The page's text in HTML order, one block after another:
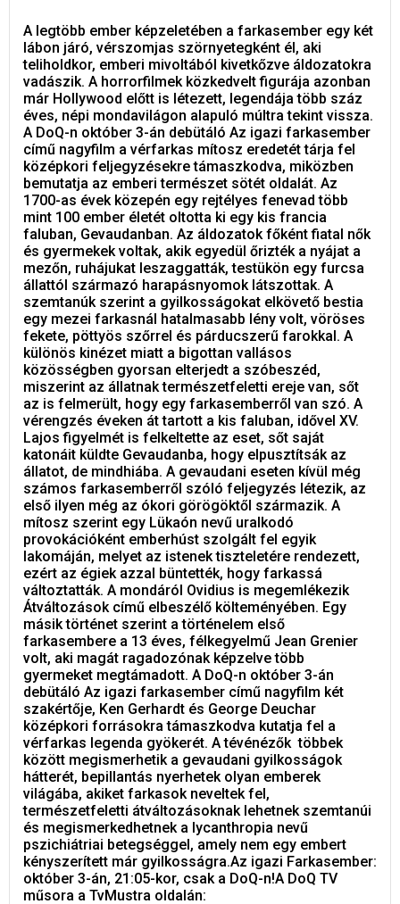
A legtöbb ember képzeletében a farkasember egy két
lábon járó, vérszomjas szörnyetegként él, aki
teliholdkor, emberi mivoltából kivetkőzve áldozatokra
vadászik. A horrorfilmek közkedvelt figurája azonban
már Hollywood előtt is létezett, legendája több száz
éves, népi mondavilágon alapuló múltra tekint vissza.
A DoQ-n október 3-án debütáló Az igazi farkasember
című nagyfilm a vérfarkas mítosz eredetét tárja fel
középkori feljegyzésekre támaszkodva, miközben
bemutatja az emberi természet sötét oldalát. Az
1700-as évek közepén egy rejtélyes fenevad több
mint 100 ember életét oltotta ki egy kis francia
faluban, Gevaudanban. Az áldozatok főként fiatal nők
és gyermekek voltak, akik egyedül őrizték a nyájat a
mezőn, ruhájukat leszaggatták, testükön egy furcsa
állattól származó harapásnyomok látszottak. A
szemtanúk szerint a gyilkosságokat elkövető bestia
egy mezei farkasnál hatalmasabb lény volt, vöröses
fekete, pöttyös szőrrel és párducszerű farokkal. A
különös kinézet miatt a bigottan vallásos
közösségben gyorsan elterjedt a szóbeszéd,
miszerint az állatnak természetfeletti ereje van, sőt
az is felmerült, hogy egy farkasemberről van szó. A
vérengzés éveken át tartott a kis faluban, idővel XV.
Lajos figyelmét is felkeltette az eset, sőt saját
katonáit küldte Gevaudanba, hogy elpusztítsák az
állatot, de mindhiába. A gevaudani eseten kívül még
számos farkasemberről szóló feljegyzés létezik, az
első ilyen még az ókori görögöktől származik. A
mítosz szerint egy Lükaón nevű uralkodó
provokációként emberhúst szolgált fel egyik
lakomáján, melyet az istenek tiszteletére rendezett,
ezért az égiek azzal büntették, hogy farkassá
változtatták. A mondáról Ovidius is megemlékezik
Átváltozások című elbeszélő költeményében. Egy
másik történet szerint a történelem első
farkasembere a 13 éves, félkegyelmű Jean Grenier
volt, aki magát ragadozónak képzelve több
gyermeket megtámadott. A DoQ-n október 3-án
debütáló Az igazi farkasember című nagyfilm két
szakértője, Ken Gerhardt és George Deuchar
középkori forrásokra támaszkodva kutatja fel a
vérfarkas legenda gyökerét. A tévénézők többek
között megismerhetik a gevaudani gyilkosságok
hátterét, bepillantás nyerhetek olyan emberek
világába, akiket farkasok neveltek fel,
természetfeletti átváltozásoknak lehetnek szemtanúi
és megismerkedhetnek a lycanthropia nevű
pszichiátriai betegséggel, amely nem egy embert
kényszerített már gyilkosságra.Az igazi Farkasember:
október 3-án, 21:05-kor, csak a DoQ-n!A DoQ TV
műsora a TvMustra oldalán: